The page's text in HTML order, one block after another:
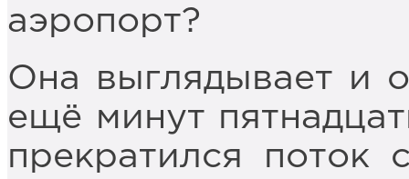
аэропорт?
Она выглядывает и
ещё минут
прекратился поток